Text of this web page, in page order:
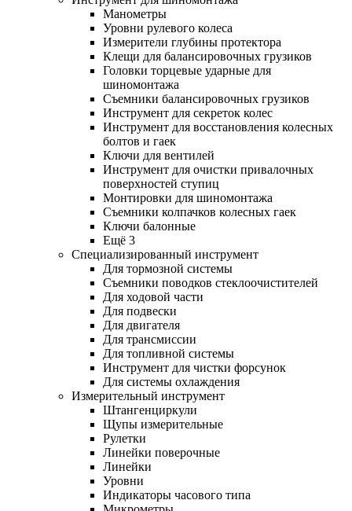
Манометры
Уровни рулевого колеса
Измерители глубины протектора
Клещи для балансировочных грузиков
Головки торцевые ударные для
шиномонтажа
Съемники балансировочных грузиков
Инструмент для секреток колес
Инструмент для восстановления колесных
болтов и гаек
Ключи для вентилей
Инструмент для очистки привалочных
поверхностей ступиц
Монтировки для шиномонтажа
Съемники колпачков колесных гаек
Ключи балонные
Ещё 3
Специализированный инструмент
Для тормозной системы
Съемники поводков стеклоочистителей
Для ходовой части
Для подвески
Для двигателя
Для трансмиссии
Для топливной системы
Инструмент для чистки форсунок
Для системы охлаждения
Измерительный инструмент
Штангенциркули
Щупы измерительные
Рулетки
Линейки поверочные
Линейки
Уровни
Индикаторы часового типа